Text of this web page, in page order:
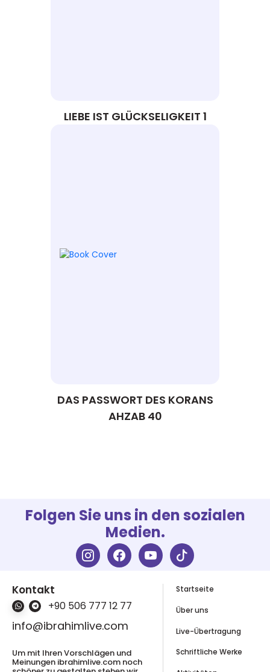
LIEBE IST GLÜCKSELIGKEIT 1
DAS PASSWORT DES KORANS
AHZAB 40
Folgen Sie uns in den sozialen
Medien.
Kontakt
+90 506 777 12 77
info@ibrahimlive.com
Um mit Ihren Vorschlägen und
Meinungen ibrahimlive.com noch
Startseite
Über uns
Live-Übertragung
Schriftliche Werke